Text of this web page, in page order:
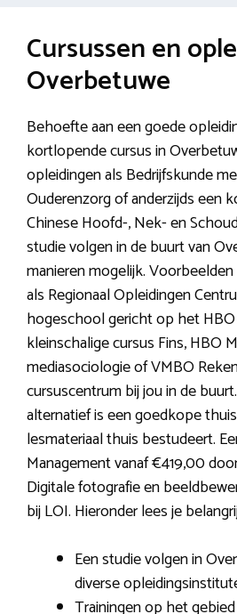
Cursussen en
Overbetuwe
Behoefte aan een goede
kortlopende cursus in
opleidingen als Bedrijfskunde
Ouderenzorg of anderzijds een
Chinese Hoofd-, Nek- en
studie volgen in de buurt van
manieren mogelijk.
als Regionaal Opleidingen
hogeschool gericht op het
kleinschalige cursus Fins, HBO
mediasociologie of VMBO
cursuscentrum bij jou in de
alternatief is een goedkope
lesmateriaal thuis bestudeert.
Management vanaf €419,00
Digitale fotografie en
bij LOI. Hieronder lees je
Een studie volgen in
diverse
Trainingen op het